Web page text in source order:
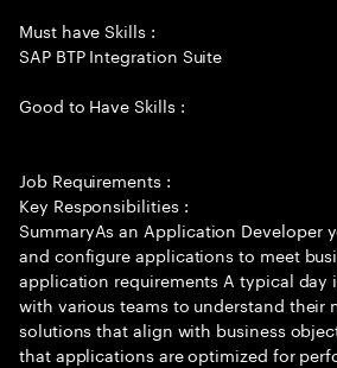
Must have Skills :
SAP BTP Integration Suite
Good to Have Skills :
Job Requirements :
Key Responsibilities :
SummaryAs an Application Developer
and configure applications to meet
application requirements A typical
with various teams to understand their
solutions that align with business
that applications are optimized for